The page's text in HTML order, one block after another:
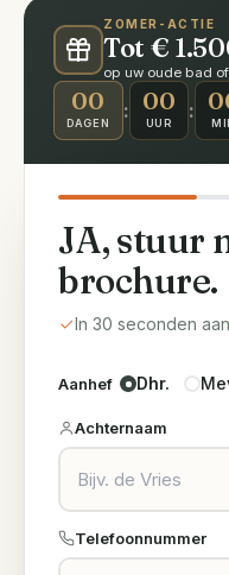
ZOMER-ACTIE
Tot €
op uw oude bad
00
DAGEN
: 00
UUR
:
JA, stuur
brochure.
In 30 seconden
Aanhef Dhr.
Achternaam
Telefoonnummer